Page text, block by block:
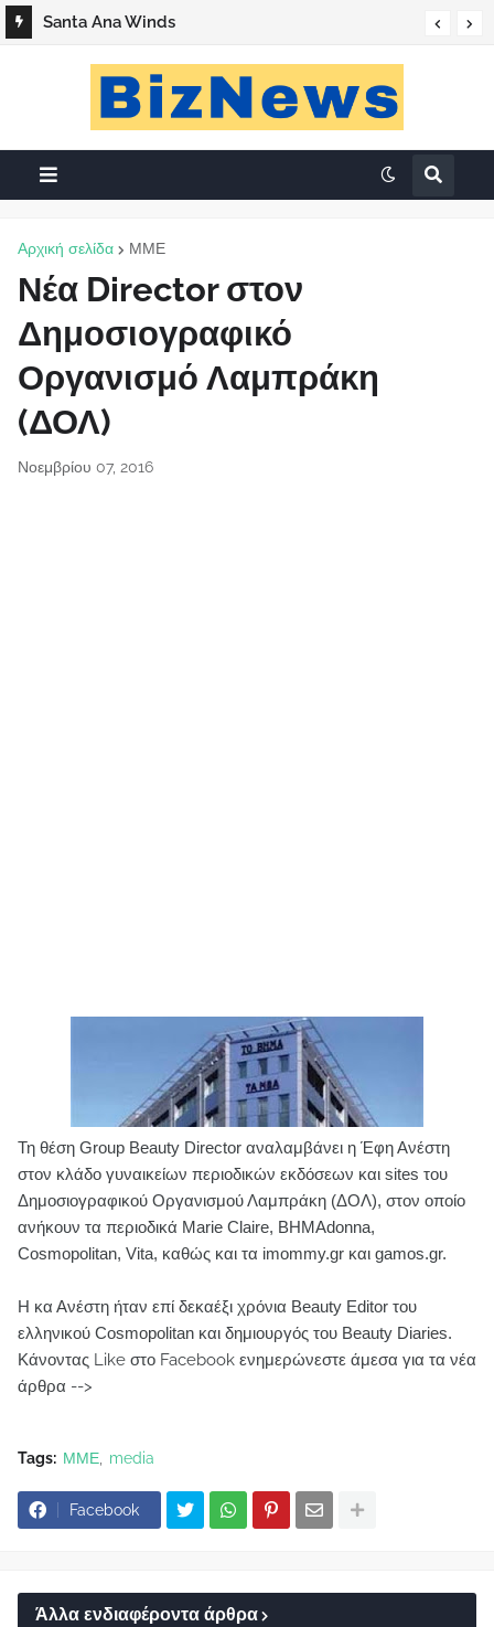
Santa Ana Winds
Αρχική σελίδα ΜΜΕ
Νέα Director στον
Δημοσιογραφικό
Οργανισμό Λαμπράκη
(ΔΟΛ)
Νοεμβρίου 07, 2016
Τη θέση Group Beauty Director αναλαμβάνει η Έφη Ανέστη
στον κλάδο γυναικείων περιοδικών εκδόσεων και sites του
Δημοσιογραφικού Οργανισμού Λαμπράκη (ΔΟΛ), στον οποίο
ανήκουν τα περιοδικά Marie Claire, BHMAdonna,
Cosmopolitan, Vita, καθώς και τα imommy.gr και gamos.gr.
Η κα Ανέστη ήταν επί δεκαέξι χρόνια Beauty Εditor του
ελληνικού Cosmopolitan και δημιουργός του Beauty Diaries.
Κάνοντας Like στο Facebook ενημερώνεστε άμεσα για τα νέα
άρθρα -->
Tags: ΜΜΕ media
Facebook
Άλλα ενδιαφέροντα άρθρα